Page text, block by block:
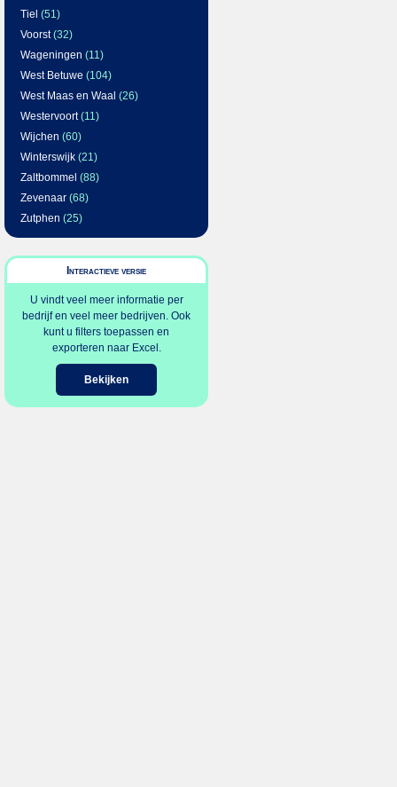
Tiel (51)
Voorst(32)
Wageningen (11)
West Betuwe (104)
West Maas en Waal (26)
Westervoort(11)
Wijchen (60)
Winterswijk (21)
Zaltbommel (88)
Zevenaar (68)
Zutphen (25)
Interactieve versie
U vindt veel meer informatie per
bedrijf en veel meer bedrijven. Ook
kunt u filters toepassen en
exporteren naar Excel.
Bekijken